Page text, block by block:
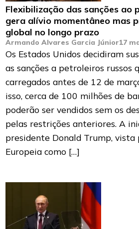
Flexibilização das sanções ao
gera alívio momentâneo mas
global no longo prazo
Armando Alvares Garcia Júnior17
Os Estados Unidos decidiram
as sanções a petroleiros russos
carregados antes de 12 de
isso, cerca de 100 milhões de
poderão ser vendidos sem os
pelas restrições anteriores. A
presidente Donald Trump, vista
Europeia como […]